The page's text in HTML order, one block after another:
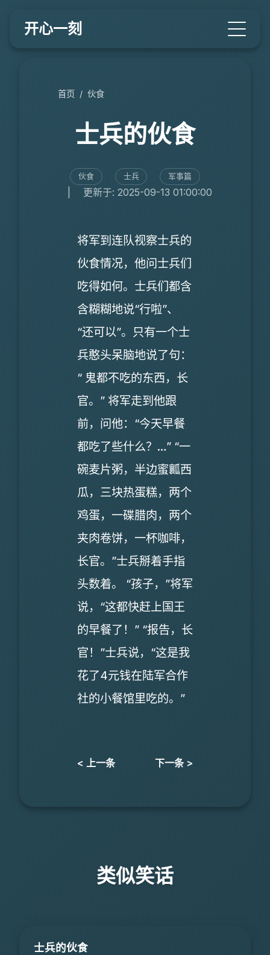
开心一刻
首页 / 伙食
士兵的伙食
伙食 士兵 军事篇
更新于: 2025-09-13 01:00:00
将军到连队视察士兵的
伙食情况，他问士兵们
吃得如何。士兵们都含
含糊糊地说“行啦”、
“还可以”。只有一个士
兵憨头呆脑地说了句：
“ 鬼都不吃的东西，长
官。” 将军走到他跟
前，问他：“今天早餐
都吃了些什么？…” “一
碗麦片粥，半边蜜瓤西
瓜，三块热蛋糕，两个
鸡蛋，一碟腊肉，两个
夹肉卷饼，一杯咖啡，
长官。”士兵掰着手指
头数着。 “孩子，”将军
说，“这都快赶上国王
的早餐了！” “报告，长
官！”士兵说，“这是我
花了4元钱在陆军合作
社的小餐馆里吃的。”
< 上一条 下一条 >
类似笑话
士兵的伙食